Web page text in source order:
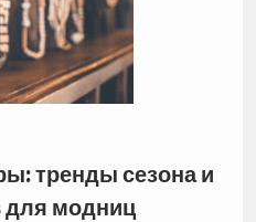
тренды сезона и
для модниц